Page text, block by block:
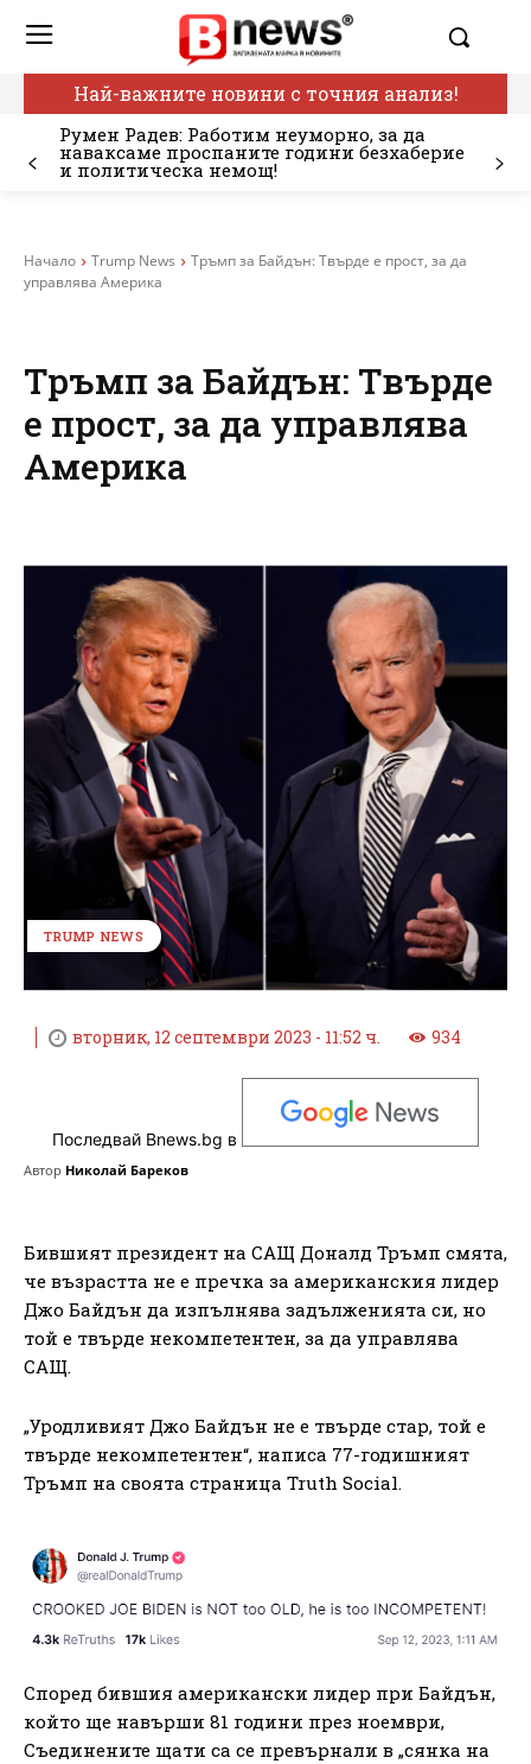
Най-важните новини с точния анализ!
Румен Радев: Работим неуморно, за да
наваксаме проспаните години безхаберие
и политическа немощ!
Начало Trump News
Тръмп за Байдън: Твърде е прост, за да
управлява Америка
Тръмп за Байдън: Твърде
е прост, за да управлява
Америка
TRUMP NEWS
вторник, 12 септември 2023 - 11:52 ч. 934
Последвай Bnews.bg в
Автор Николай Бареков
Бившият президент на САЩ Доналд Тръмп смята,
че възрастта не е пречка за американския лидер
Джо Байдън да изпълнява задълженията си, но
той е твърде некомпетентен, за да управлява
САЩ.
„Уродливият Джо Байдън не е твърде стар, той е
твърде некомпетентен“, написа 77-годишният
Тръмп на своята страница Truth Social.
Според бившия американски лидер при Байдън,
който ще навърши 81 години през ноември,
Съединените щати са се превърнали в „сянка на